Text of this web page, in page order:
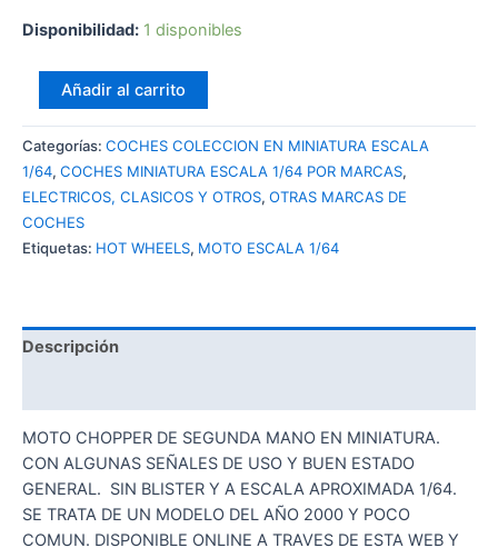
Disponibilidad: 1 disponibles
WHEELS
2000
MOTO
BLAST
cantidad
Añadir al carrito
Categorías: COCHES COLECCION EN MINIATURA ESCALA
1/64, COCHES MINIATURA ESCALA 1/64 POR MARCAS,
ELECTRICOS, CLASICOS Y OTROS, OTRAS MARCAS DE
COCHES
Etiquetas: HOT WHEELS, MOTO ESCALA 1/64
Descripción
MOTO CHOPPER DE SEGUNDA MANO EN MINIATURA.
CON ALGUNAS SEÑALES DE USO Y BUEN ESTADO
GENERAL. SIN BLISTER Y A ESCALA APROXIMADA 1/64.
SE TRATA DE UN MODELO DEL AÑO 2000 Y POCO
COMUN. DISPONIBLE ONLINE A TRAVES DE ESTA WEB Y